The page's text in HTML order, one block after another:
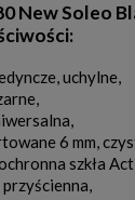
New Soleo
uchylne,
6 mm,
szkła